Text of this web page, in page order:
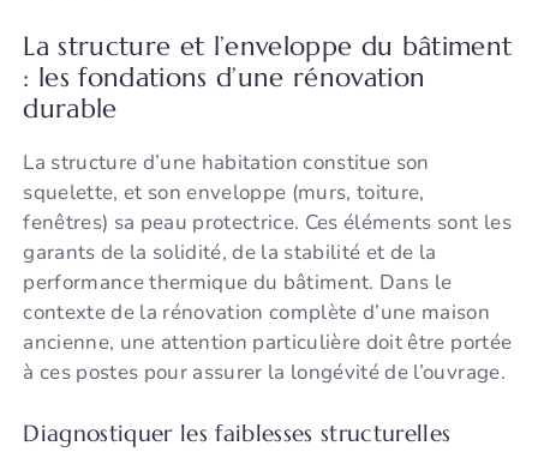
La structure et l’enveloppe du bâtiment
: les fondations d’une rénovation
durable
La structure d’une habitation constitue son
squelette, et son enveloppe (murs, toiture,
fenêtres) sa peau protectrice. Ces éléments sont les
garants de la solidité, de la stabilité et de la
performance thermique du bâtiment. Dans le
contexte de la rénovation complète d’une maison
ancienne, une attention particulière doit être portée
à ces postes pour assurer la longévité de l’ouvrage.
Diagnostiquer les faiblesses structurelles